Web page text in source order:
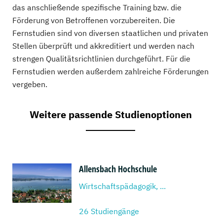
das anschließende spezifische Training bzw. die
Förderung von Betroffenen vorzubereiten. Die
Fernstudien sind von diversen staatlichen und privaten
Stellen überprüft und akkreditiert und werden nach
strengen Qualitätsrichtlinien durchgeführt. Für die
Fernstudien werden außerdem zahlreiche Förderungen
vergeben.
Weitere passende Studienoptionen
Allensbach Hochschule
Wirtschaftspädagogik, ...
26 Studiengänge